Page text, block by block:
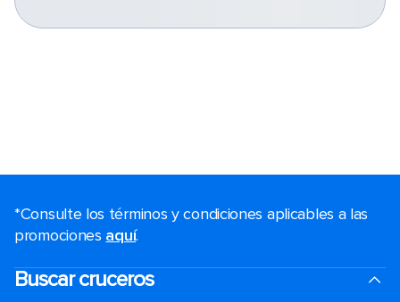
*Consulte los términos y condiciones aplicables a las
promociones aquí.
Buscar cruceros